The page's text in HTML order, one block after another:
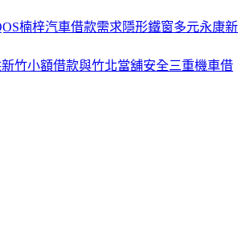
楠梓汽車借款需求隱形鐵窗多元永康新
竹小額借款與竹北當舖安全三重機車借